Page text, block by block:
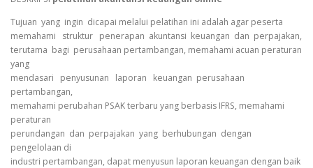
Tujuan yang ingin dicapai melalui pelatihan ini adalah agar peserta
memahami struktur penerapan akuntansi keuangan dan perpajakan,
terutama bagi perusahaan pertambangan, memahami acuan peraturan
yang
mendasari penyusunan laporan keuangan perusahaan
pertambangan,
memahami perubahan PSAK terbaru yang berbasis IFRS, memahami
peraturan
perundangan dan perpajakan yang berhubungan dengan
pengelolaan di
industri pertambangan, dapat menyusun laporan keuangan dengan baik